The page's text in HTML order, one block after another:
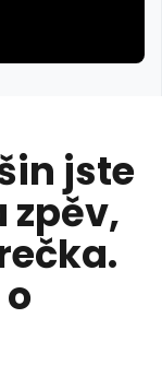
jste
zpěv,